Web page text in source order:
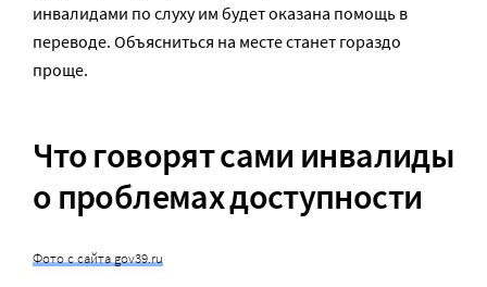
инвалидами по слуху им будет оказана помощь в
переводе. Объясниться на месте станет гораздо
проще.
Что говорят сами инвалиды
о проблемах доступности
Фото с сайта gov39.ru